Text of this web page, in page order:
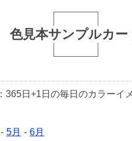
色見本サンプルカー
：365日+1日の毎日のカラーイ
- 5月 - 6月